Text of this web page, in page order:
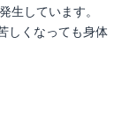
詳細を見る
生しています。
しくなっても身体